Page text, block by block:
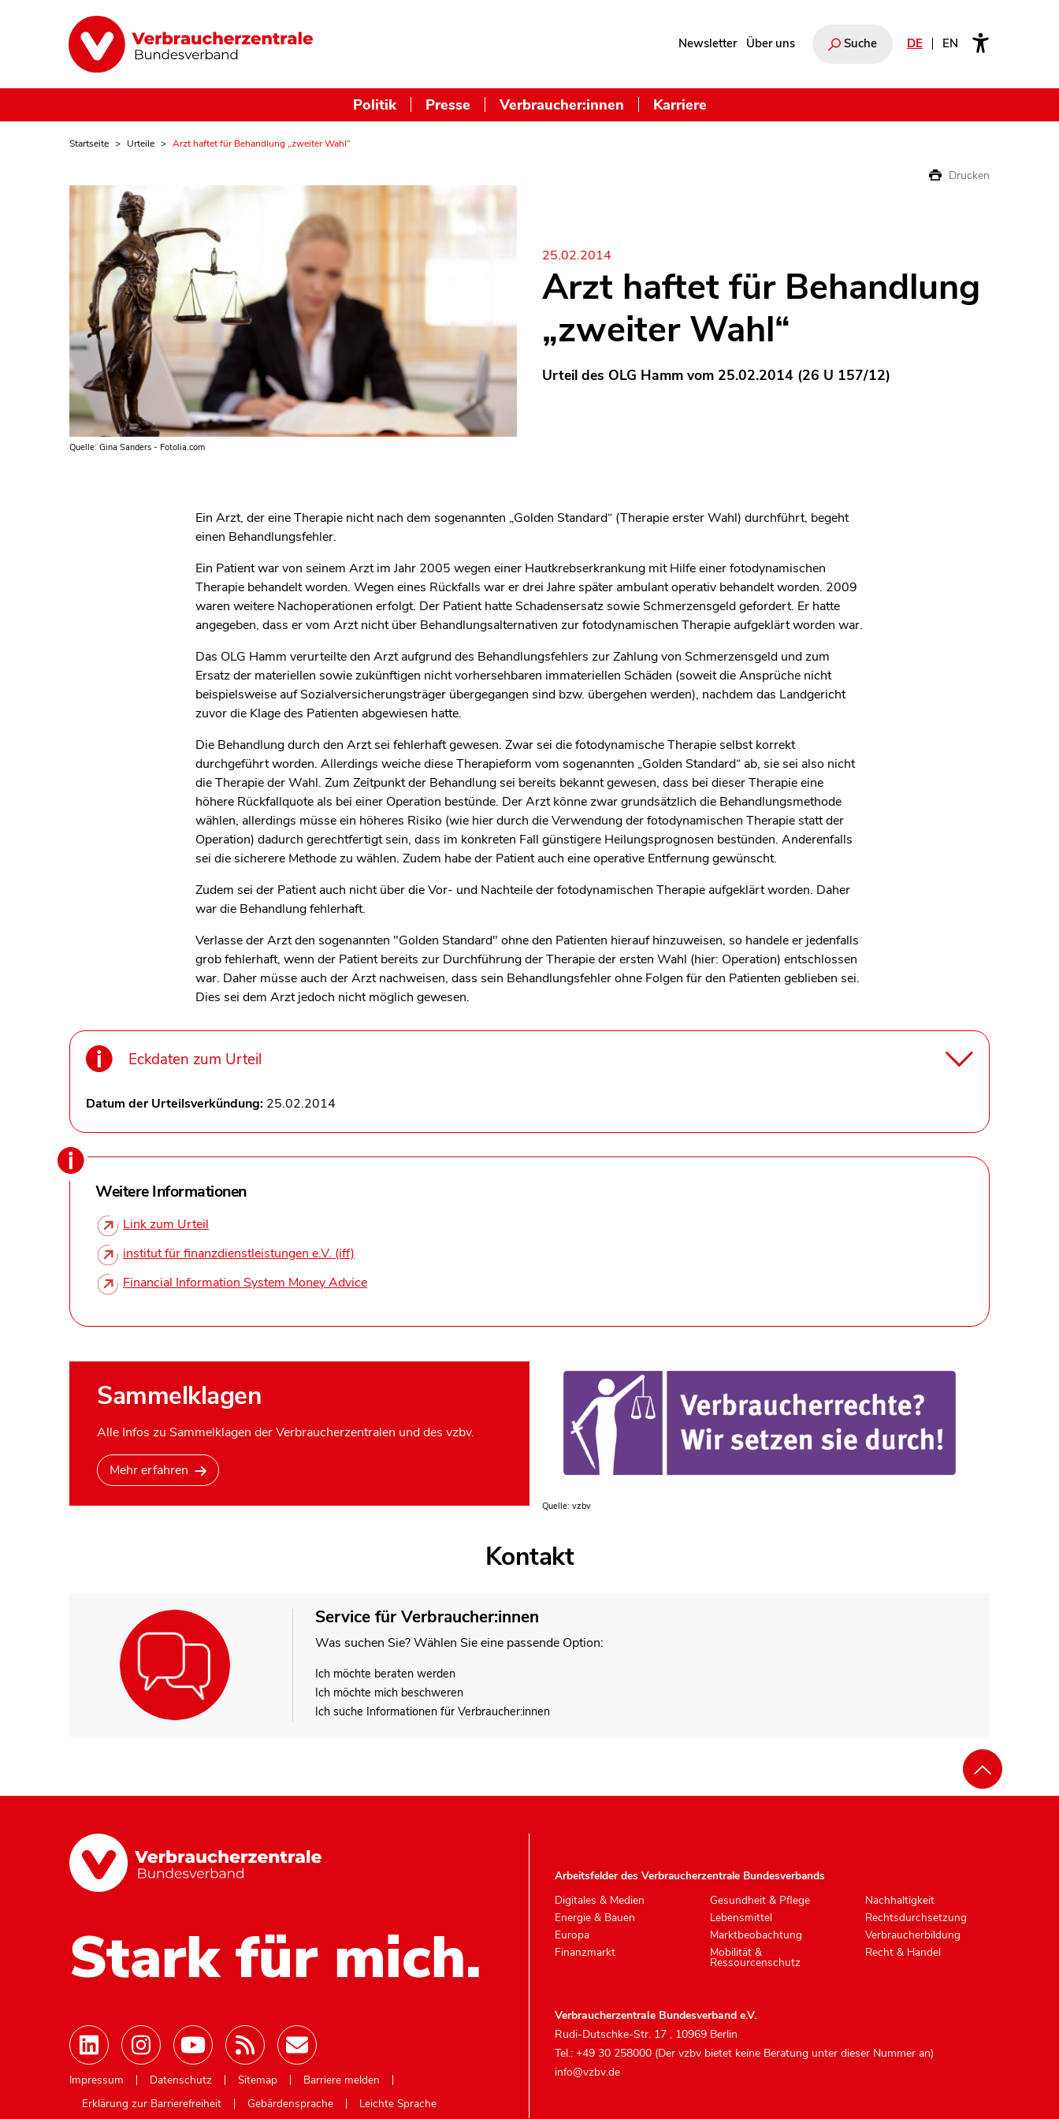
Newsletter Über uns Suche DE EN
Politik Presse Verbraucher:innen Karriere
Startseite Urteile Arzt haftet für Behandlung „zweiter Wahl“
Drucken
Quelle: Gina Sanders - Fotolia.com
25.02.2014
Arzt haftet für Behandlung
„zweiter Wahl“
Urteil des OLG Hamm vom 25.02.2014 (26 U 157/12)
Ein Arzt, der eine Therapie nicht nach dem sogenannten „Golden Standard“ (Therapie erster Wahl) durchführt, begeht
einen Behandlungsfehler.
Ein Patient war von seinem Arzt im Jahr 2005 wegen einer Hautkrebserkrankung mit Hilfe einer fotodynamischen
Therapie behandelt worden. Wegen eines Rückfalls war er drei Jahre später ambulant operativ behandelt worden. 2009
waren weitere Nachoperationen erfolgt. Der Patient hatte Schadensersatz sowie Schmerzensgeld gefordert. Er hatte
angegeben, dass er vom Arzt nicht über Behandlungsalternativen zur fotodynamischen Therapie aufgeklärt worden war.
Das OLG Hamm verurteilte den Arzt aufgrund des Behandlungsfehlers zur Zahlung von Schmerzensgeld und zum
Ersatz der materiellen sowie zukünftigen nicht vorhersehbaren immateriellen Schäden (soweit die Ansprüche nicht
beispielsweise auf Sozialversicherungsträger übergegangen sind bzw. übergehen werden), nachdem das Landgericht
zuvor die Klage des Patienten abgewiesen hatte.
Die Behandlung durch den Arzt sei fehlerhaft gewesen. Zwar sei die fotodynamische Therapie selbst korrekt
durchgeführt worden. Allerdings weiche diese Therapieform vom sogenannten „Golden Standard“ ab, sie sei also nicht
die Therapie der Wahl. Zum Zeitpunkt der Behandlung sei bereits bekannt gewesen, dass bei dieser Therapie eine
höhere Rückfallquote als bei einer Operation bestünde. Der Arzt könne zwar grundsätzlich die Behandlungsmethode
wählen, allerdings müsse ein höheres Risiko (wie hier durch die Verwendung der fotodynamischen Therapie statt der
Operation) dadurch gerechtfertigt sein, dass im konkreten Fall günstigere Heilungsprognosen bestünden. Anderenfalls
sei die sicherere Methode zu wählen. Zudem habe der Patient auch eine operative Entfernung gewünscht.
Zudem sei der Patient auch nicht über die Vor- und Nachteile der fotodynamischen Therapie aufgeklärt worden. Daher
war die Behandlung fehlerhaft.
Verlasse der Arzt den sogenannten "Golden Standard" ohne den Patienten hierauf hinzuweisen, so handele er jedenfalls
grob fehlerhaft, wenn der Patient bereits zur Durchführung der Therapie der ersten Wahl (hier: Operation) entschlossen
war. Daher müsse auch der Arzt nachweisen, dass sein Behandlungsfehler ohne Folgen für den Patienten geblieben sei.
Dies sei dem Arzt jedoch nicht möglich gewesen.
Eckdaten zum Urteil
Datum der Urteilsverkündung: 25.02.2014
Weitere Informationen
Link zum Urteil
institut für finanzdienstleistungen e.V. (iff)
Financial Information System Money Advice
Sammelklagen
Alle Infos zu Sammelklagen der Verbraucherzentralen und des vzbv.
Mehr erfahren
Quelle: vzbv
Kontakt
Service für Verbraucher:innen
Was suchen Sie? Wählen Sie eine passende Option:
Ich möchte beraten werden
Ich möchte mich beschweren
Ich suche Informationen für Verbraucher:innen
Stark für mich.
Mastodon
Impressum Datenschutz Sitemap
Barriere melden
Erklärung zur Barrierefreiheit
Gebärdensprache Leichte Sprache
Arbeitsfelder des Verbraucherzentrale Bundesverbands
Digitales & Medien
Energie & Bauen
Europa
Finanzmarkt
Gesundheit & Pflege
Lebensmittel
Marktbeobachtung
Mobilität &
Ressourcenschutz
Nachhaltigkeit
Rechtsdurchsetzung
Verbraucherbildung
Recht & Handel
Verbraucherzentrale Bundesverband e.V.
Rudi-Dutschke-Str. 17 , 10969 Berlin
Tel.: +49 30 258000 (Der vzbv bietet keine Beratung unter dieser Nummer an)
info@vzbv.de